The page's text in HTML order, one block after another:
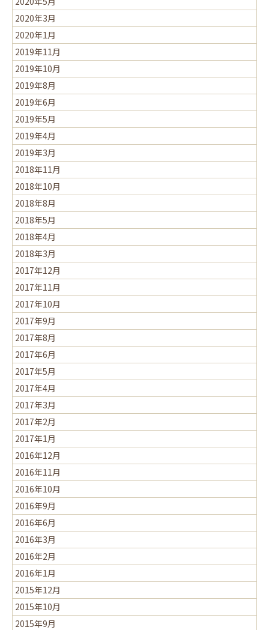
2020年3月
2020年1月
2019年11月
2019年10月
2019年8月
2019年6月
2019年5月
2019年4月
2019年3月
2018年11月
2018年10月
2018年8月
2018年5月
2018年4月
2018年3月
2017年12月
2017年11月
2017年10月
2017年9月
2017年8月
2017年6月
2017年5月
2017年4月
2017年3月
2017年2月
2017年1月
2016年12月
2016年11月
2016年10月
2016年9月
2016年6月
2016年3月
2016年2月
2016年1月
2015年12月
2015年10月
2015年9月